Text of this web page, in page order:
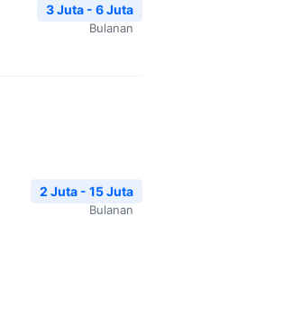
3 Juta - 6 Juta
Bulanan
2 Juta - 15 Juta
Bulanan